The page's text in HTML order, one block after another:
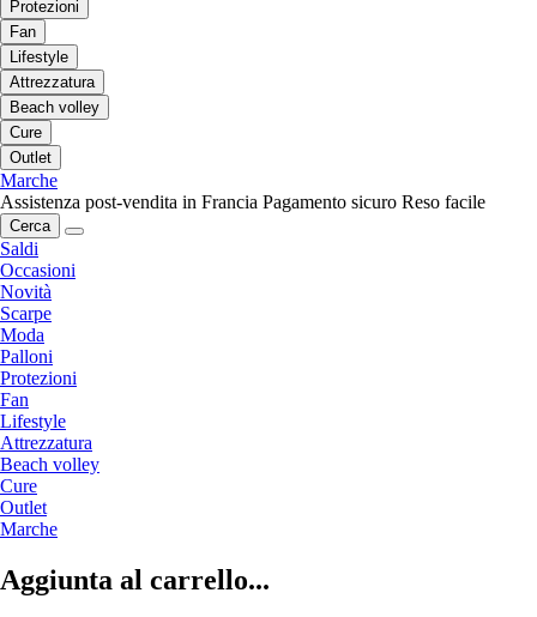
Protezioni
Fan
Lifestyle
Attrezzatura
Beach volley
Cure
Outlet
Marche
Assistenza post-vendita in Francia Pagamento sicuro Reso facile
Cerca
Saldi
Occasioni
Novità
Scarpe
Moda
Palloni
Protezioni
Fan
Lifestyle
Attrezzatura
Beach volley
Cure
Outlet
Marche
Aggiunta al carrello...